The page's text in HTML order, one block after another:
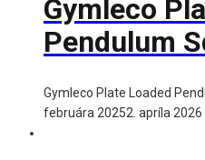
Gymleco
Pendulum
Gymleco Plate Loaded
februára 20252. apríla 2026